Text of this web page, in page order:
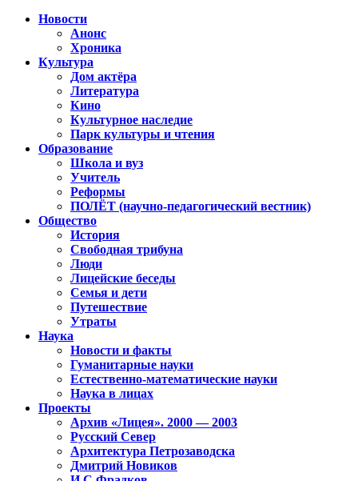
Новости
Анонс
Хроника
Культура
Дом актёра
Литература
Кино
Культурное наследие
Парк культуры и чтения
Образование
Школа и вуз
Учитель
Реформы
ПОЛЁТ (научно-педагогический вестник)
Общество
История
Свободная трибуна
Люди
Лицейские беседы
Семья и дети
Путешествие
Утраты
Наука
Новости и факты
Гуманитарные науки
Естественно-математические науки
Наука в лицах
Проекты
Архив «Лицея». 2000 — 2003
Русский Север
Архитектура Петрозаводска
Дмитрий Новиков